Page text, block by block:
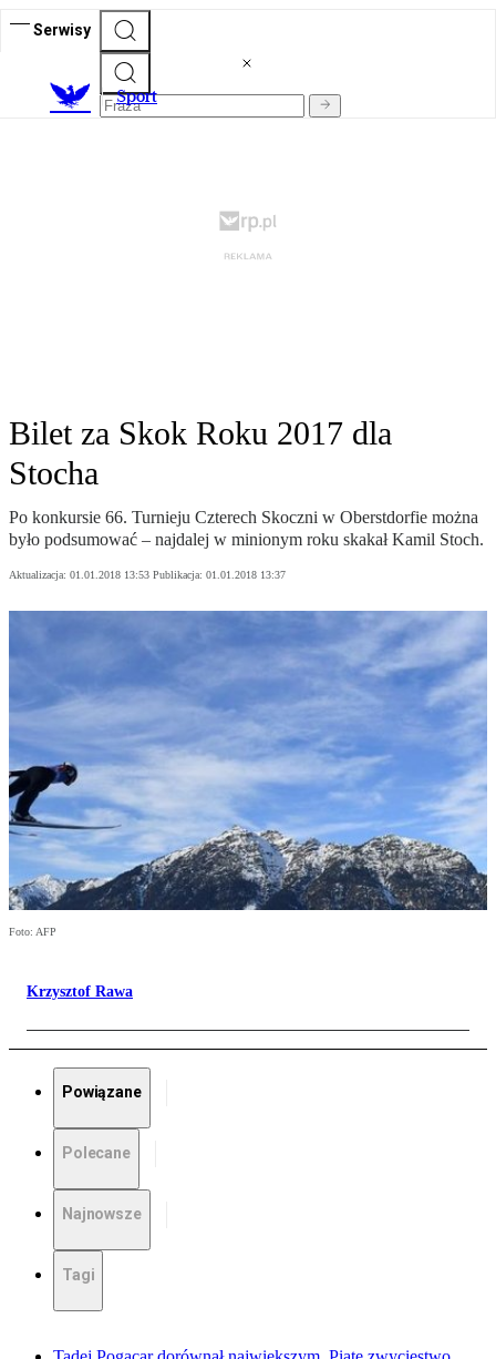
Serwisy
Sport
Bilet za Skok Roku 2017 dla
Stocha
Po konkursie 66. Turnieju Czterech Skoczni w Oberstdorfie można
było podsumować – najdalej w minionym roku skakał Kamil Stoch.
Aktualizacja: 01.01.2018 13:53 Publikacja: 01.01.2018 13:37
Foto: AFP
Krzysztof Rawa
Powiązane
Polecane
Najnowsze
Tagi